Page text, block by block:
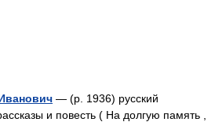
— (р. 1936) русский
и повесть ( На долгую память ,